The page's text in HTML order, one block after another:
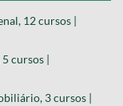
12 cursos |
cursos |
3 cursos |